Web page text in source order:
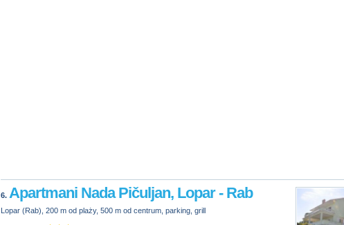
6. Apartmani Nada Pičuljan, Lopar - Rab
Lopar (Rab), 200 m od plaży, 500 m od centrum, parking, grill